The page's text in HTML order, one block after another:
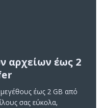
αρχείων έως 2
μεγέθους έως 2 GB από
σας εύκολα,